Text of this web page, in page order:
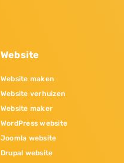
Website
Website maken
Website verhuizen
Website maker
WordPress website
Joomla website
Drupal website